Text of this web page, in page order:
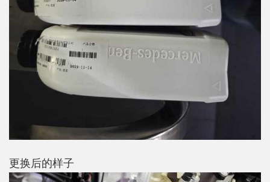
更换后的样子